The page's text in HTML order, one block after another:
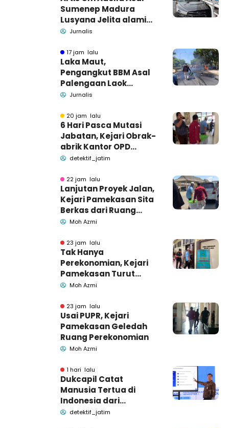
Sumenep Madura
Lusyana Jelita alami
kecelakaan di Wonogiri
Jurnalis
17 jam lalu
Laka Maut,
Pengangkut BBM Asal
Palengaan Laok
Pamekasan Meninggal
Jurnalis
20 jam lalu
6 Hari Pasca Mutasi
Jabatan, Kejari Obrak-
abrik Kantor OPD
Pemkab Pamekasan
detektif_jatim
22 jam lalu
Lanjutan Proyek Jalan,
Kejari Pamekasan Sita
Berkas dari Ruang
Pemkab Pamekasan
Moh Azmi
23 jam lalu
Tak Hanya
Perekonomian, Kejari
Pamekasan Turut
Geledah Ruang
Jasa
Moh Azmi
23 jam lalu
Usai PUPR, Kejari
Pamekasan Geledah
Ruang Perekonomian
Moh Azmi
1 hari lalu
Dukcapil Catat
Manusia Tertua di
Indonesia dari
Bangkalan dan
detektif_jatim